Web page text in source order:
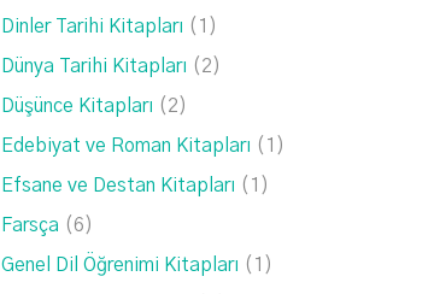
Dinler Tarihi Kitapları (1)
Dünya Tarihi Kitapları (2)
Düşünce Kitapları (2)
Edebiyat ve Roman Kitapları (1)
Efsane ve Destan Kitapları (1)
Farsça (6)
Genel Dil Öğrenimi Kitapları (1)